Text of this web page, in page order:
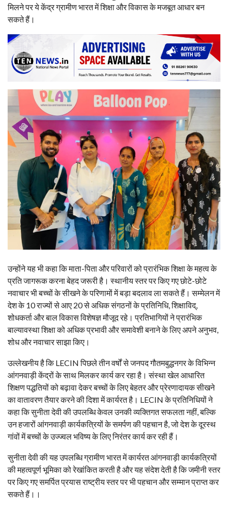
मिलने पर ये केंद्र ग्रामीण भारत में शिक्षा और विकास के मजबूत आधार बन
सकते हैं।
उन्होंने यह भी कहा कि माता-पिता और परिवारों को प्रारंभिक शिक्षा के महत्व के
प्रति जागरूक करना बेहद जरूरी है। स्थानीय स्तर पर किए गए छोटे-छोटे
नवाचार भी बच्चों के सीखने के परिणामों में बड़ा बदलाव ला सकते हैं। सम्मेलन में
देश के 10 राज्यों से आए 20 से अधिक संगठनों के प्रतिनिधि, शिक्षाविद्,
शोधकर्ता और बाल विकास विशेषज्ञ मौजूद रहे। प्रतिभागियों ने प्रारंभिक
बाल्यावस्था शिक्षा को अधिक प्रभावी और समावेशी बनाने के लिए अपने अनुभव,
शोध और नवाचार साझा किए।
उल्लेखनीय है कि LECIN पिछले तीन वर्षों से जनपद गौतमबुद्धनगर के विभिन्न
आंगनवाड़ी केंद्रों के साथ मिलकर कार्य कर रहा है। संस्था खेल आधारित
शिक्षण पद्धतियों को बढ़ावा देकर बच्चों के लिए बेहतर और प्रेरणादायक सीखने
का वातावरण तैयार करने की दिशा में कार्यरत है।‌ LECIN के प्रतिनिधियों ने
कहा कि सुनीता देवी की उपलब्धि केवल उनकी व्यक्तिगत सफलता नहीं, बल्कि
उन हजारों आंगनवाड़ी कार्यकत्रियों के समर्पण की पहचान है, जो देश के दूरस्थ
गांवों में बच्चों के उज्ज्वल भविष्य के लिए निरंतर कार्य कर रही हैं।
सुनीता देवी की यह उपलब्धि ग्रामीण भारत में कार्यरत आंगनवाड़ी कार्यकत्रियों
की महत्वपूर्ण भूमिका को रेखांकित करती है और यह संदेश देती है कि जमीनी स्तर
पर किए गए समर्पित प्रयास राष्ट्रीय स्तर पर भी पहचान और सम्मान प्राप्त कर
सकते हैं।।